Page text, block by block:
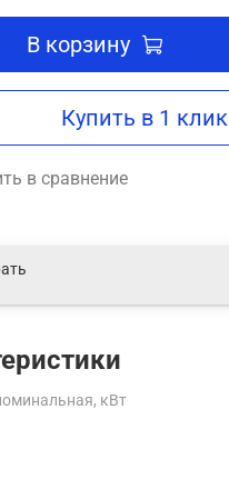
В корзину
Купить в 1 клик
в сравнение
кВт